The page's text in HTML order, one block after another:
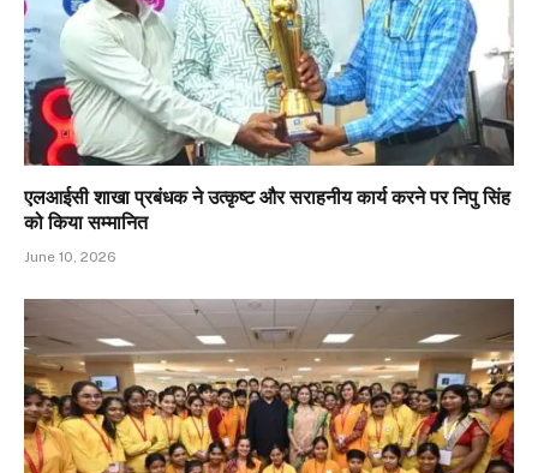
एलआईसी शाखा प्रबंधक ने उत्कृष्ट और सराहनीय कार्य करने पर निपु सिंह
को किया सम्मानित
June 10, 2026